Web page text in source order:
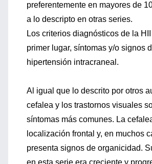
preferentemente en mayores de
a lo descripto en otras series.
Los criterios diagnósticos de la
primer lugar, síntomas y/o signos
hipertensión intracraneal.
Al igual que lo descrito por otros
cefalea y los trastornos visuales
síntomas más comunes. La
localización frontal y, en muchos
presenta signos de organicidad.
en esta serie era creciente y